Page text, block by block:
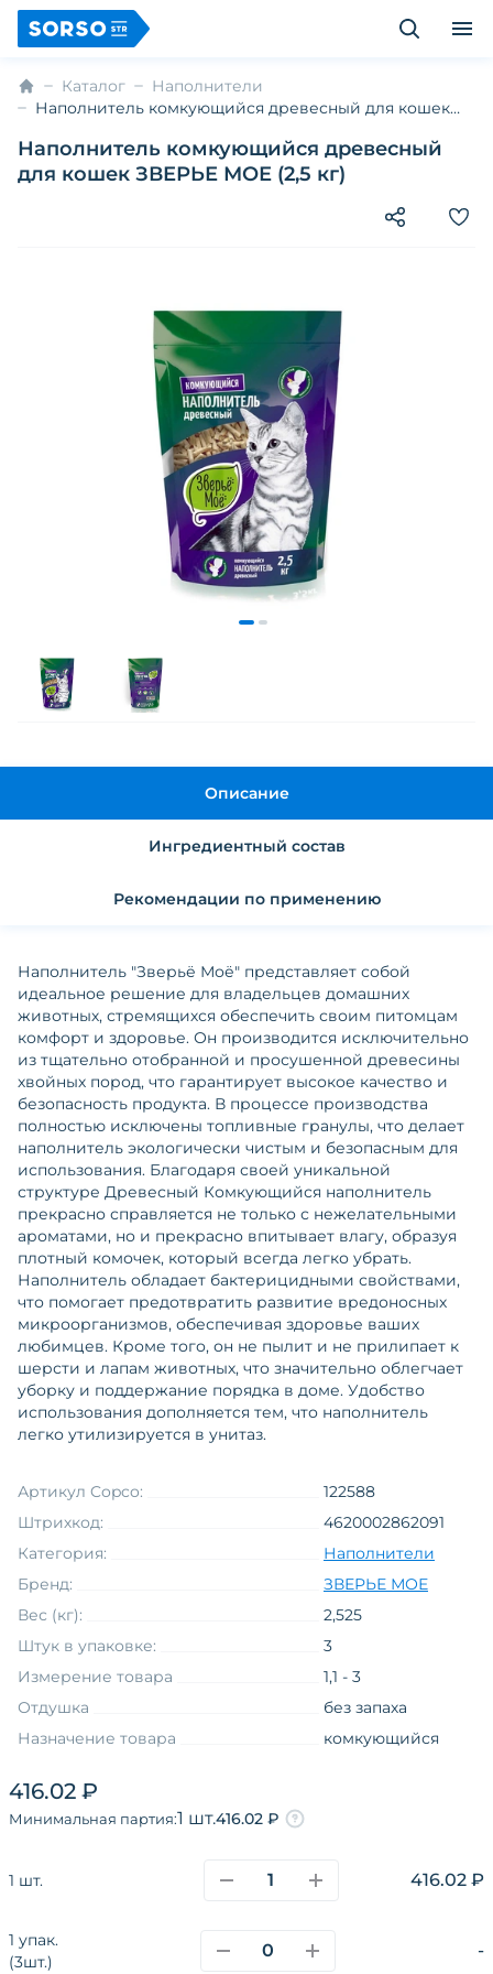
Каталог
Наполнители
Наполнитель комкующийся древесный для кошек
Наполнитель комкующийся древесный
для кошек ЗВЕРЬЕ МОЕ (2,5 кг)
416.02 ₽
Минимальная партия:1 шт.416.02 ₽
1 шт. 416.02 ₽
1 упак.
(3шт.)
-
Описание
Ингредиентный состав
Рекомендации по применению
Наполнитель "Зверьё Моё" представляет собой
идеальное решение для владельцев домашних
животных, стремящихся обеспечить своим питомцам
комфорт и здоровье. Он производится исключительно
из тщательно отобранной и просушенной древесины
хвойных пород, что гарантирует высокое качество и
безопасность продукта. В процессе производства
полностью исключены топливные гранулы, что делает
наполнитель экологически чистым и безопасным для
использования. Благодаря своей уникальной
структуре Древесный Комкующийся наполнитель
прекрасно справляется не только с нежелательными
ароматами, но и прекрасно впитывает влагу, образуя
плотный комочек, который всегда легко убрать.
Наполнитель обладает бактерицидными свойствами,
что помогает предотвратить развитие вредоносных
микроорганизмов, обеспечивая здоровье ваших
любимцев. Кроме того, он не пылит и не прилипает к
шерсти и лапам животных, что значительно облегчает
уборку и поддержание порядка в доме. Удобство
использования дополняется тем, что наполнитель
легко утилизируется в унитаз.
Артикул Copco:
122588
Штрихкод:
4620002862091
Категория:
Наполнители
Бренд:
ЗВЕРЬЕ МОЕ
Вес (кг):
2,525
Штук в упаковке:
3
Измерение товара
1,1 - 3
Отдушка
без запаха
Назначение товара
комкующийся
Товарная группа
Состав/материал
Возраст